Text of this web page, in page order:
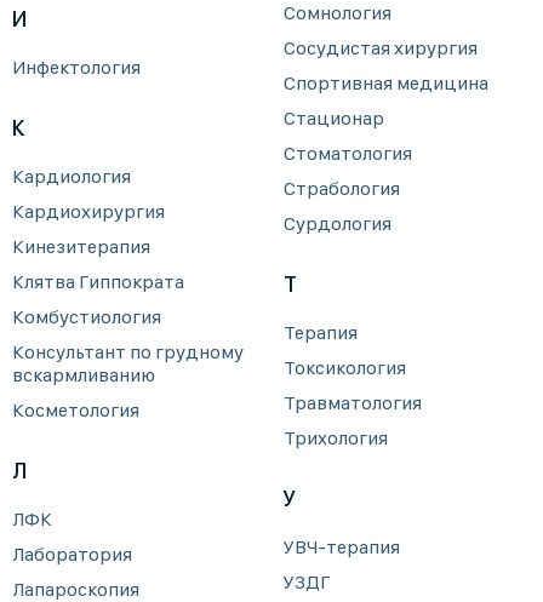
И
Инфектология
К
Кардиология
Кардиохирургия
Кинезитерапия
Клятва Гиппократа
Комбустиология
Консультант по грудному
вскармливанию
Косметология
Л
ЛФК
Лаборатория
Лапароскопия
Сомнология
Сосудистая хирургия
Спортивная медицина
Стационар
Стоматология
Страбология
Сурдология
Т
Терапия
Токсикология
Травматология
Трихология
У
УВЧ-терапия
УЗДГ